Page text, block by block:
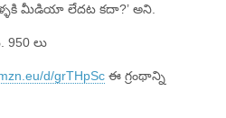
మీడియా లేదట కదా?’ అని.
950 లు
d/grTHpSc ఈ గ్రంథాన్ని